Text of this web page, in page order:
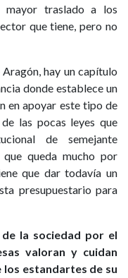
mayor traslado a los
que tiene, pero no
hay un capítulo
donde establece un
en apoyar este tipo de
las pocas leyes que
de semejante
queda mucho por
que dar todavía un
presupuestario para
la sociedad por el
valoran y cuidan
los estandartes de su